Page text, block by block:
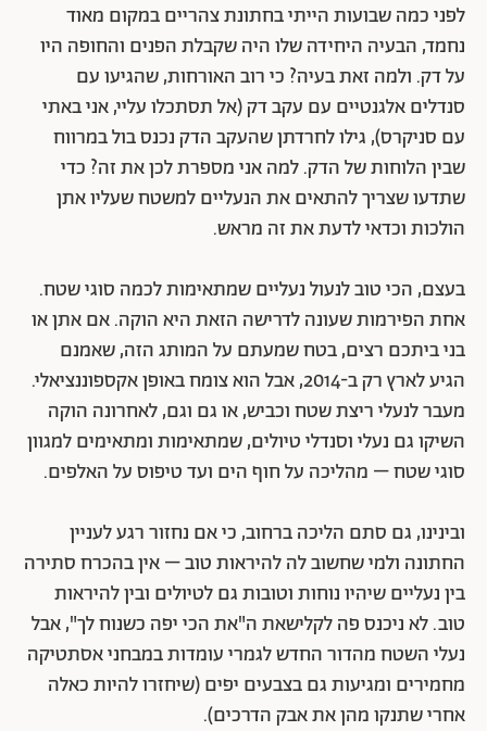
לפני כמה שבועות הייתי בחתונת צהריים במקום מאוד
נחמד, הבעיה היחידה שלו היה שקבלת הפנים והחופה היו
על דק. ולמה זאת בעיה? כי רוב האורחות, שהגיעו עם
סנדלים אלגנטיים עם עקב דק (אל תסתכלו עליי, אני באתי
עם סניקרס), גילו לחרדתן שהעקב הדק נכנס בול במרווח
שבין הלוחות של הדק. למה אני מספרת לכן את זה? כדי
שתדעו שצריך להתאים את הנעליים למשטח שעליו אתן
הולכות וכדאי לדעת את זה מראש.
בעצם, הכי טוב לנעול נעליים שמתאימות לכמה סוגי שטח.
אחת הפירמות שעונה לדרישה הזאת היא הוקה. אם אתן או
בני ביתכם רצים, בטח שמעתם על המותג הזה, שאמנם
הגיע לארץ רק ב-2014, אבל הוא צומח באופן אקספוננציאלי.
מעבר לנעלי ריצת שטח וכביש, או גם וגם, לאחרונה הוקה
השיקו גם נעלי וסנדלי טיולים, שמתאימות ומתאימים למגוון
סוגי שטח – מהליכה על חוף הים ועד טיפוס על האלפים.
ובינינו, גם סתם הליכה ברחוב, כי אם נחזור רגע לעניין
החתונה ולמי שחשוב לה להיראות טוב – אין בהכרח סתירה
בין נעליים שיהיו נוחות וטובות גם לטיולים ובין להיראות
טוב. לא ניכנס פה לקלישאת ה"את הכי יפה כשנוח לך", אבל
נעלי השטח מהדור החדש לגמרי עומדות במבחני אסתטיקה
מחמירים ומגיעות גם בצבעים יפים (שיחזרו להיות כאלה
אחרי שתנקו מהן את אבק הדרכים).